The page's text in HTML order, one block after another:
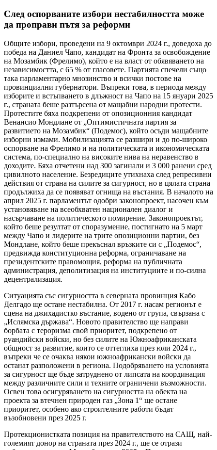
След оспорваните избори нестабилността може
да проправи пътя за реформи
Общите избори, проведени на 9 октомври 2024 г., доведоха до
победа на Даниел Чапо, кандидат на Фронта за освобождение
на Мозамбик (Фрелимо), който е на власт от обявяването на
независимостта, с 65 % от гласовете. Партията спечели също
така парламентарно мнозинство и всички постове на
провинциални губернатори. Въпреки това, в периода между
изборите и встъпването в длъжност на Чапо на 15 януари 2025
г., страната беше разтърсена от мащабни народни протести.
Протестите бяха подкрепени от опозиционния кандидат
Венансио Мондлане от „Оптимистичната партия за
развитието на Мозамбик“ (Подемос), който осъди мащабните
изборни измами. Мобилизацията се разшири и до по-широко
оспорване на Фрелимо и на политическата и икономическата
система, по-специално на високите нива на неравенство в
доходите. Бяха отчетени над 300 загинали и 3 000 ранени сред
цивилното население. Безредиците утихнаха след репресивни
действия от страна на силите за сигурност, но в цялата страна
продължиха да се появяват огнища на въстания. В началото на
април 2025 г. парламентът одобри законопроект, насочен към
установяване на всеобхватен национален диалог и
насърчаване на политическото помирение. Законопроектът,
който беше резултат от споразумение, постигнато на 5 март
между Чапо и лидерите на трите опозиционни партии, без
Мондлане, който беше прекъснал връзките си с „Подемос“,
предвижда конституционна реформа, ограничаване на
президентските правомощия, реформа на публичната
администрация, деполитизация на институциите и по-силна
децентрализация.
Ситуацията със сигурността в северната провинция Кабо
Делгадо ще остане нестабилна. От 2017 г. насам регионът е
сцена на джихадистко въстание, водено от група, свързана с
„Ислямска държава“. Новото правителство ще направи
борбата с тероризма свой приоритет, подкрепено от
руандийски войски, но без силите на Южноафриканската
общност за развитие, които се оттеглиха през юли 2024 г.,
въпреки че се очаква някои южноафрикански войски да
останат разположени в региона. Подобряването на условията
за сигурност ще бъде затруднено от липсата на координация
между различните сили и техните ограничени възможности.
Освен това осигуряването на сигурността на обекта на
проекта за втечнен природен газ „Зона 1“ ще остане
приоритет, особено ако строителните работи бъдат
възобновени през 2025 г.
Протекционистката позиция на правителството на САЩ, най-
големият донор на страната през 2024 г., ще се отрази